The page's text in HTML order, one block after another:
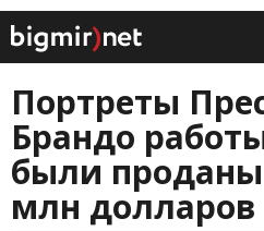
Портреты
Брандо
были проданы
млн долларов